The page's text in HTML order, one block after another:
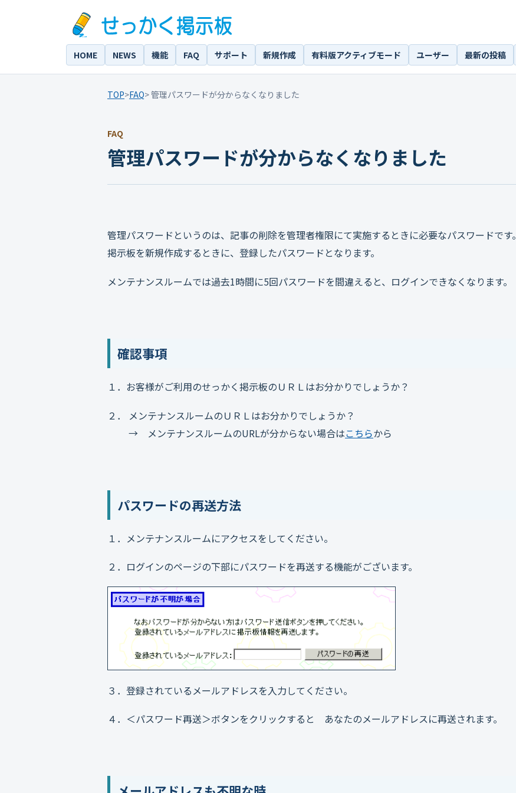
HOME NEWS 機能 FAQ サポート 新規作成 有料版アクティブモード ユーザー 最新の投稿
TOP>FAQ> 管理パスワードが分からなくなりました
FAQ
管理パスワードが分からなくなりました
管理パスワードというのは、記事の削除を管理者権限にて実施するときに必要なパスワードです。
掲示板を新規作成するときに、登録したパスワードとなります。
メンテナンスルームでは過去1時間に5回パスワードを間違えると、ログインできなくなります。
確認事項
１．お客様がご利用のせっかく掲示板のＵＲＬはお分かりでしょうか？
２． メンテナンスルームのＵＲＬはお分かりでしょうか？
→ メンテナンスルームのURLが分からない場合はこちらから
パスワードの再送方法
１．メンテナンスルームにアクセスをしてください。
２．ログインのページの下部にパスワードを再送する機能がございます。
３．登録されているメールアドレスを入力してください。
４．＜パスワード再送＞ボタンをクリックすると あなたのメールアドレスに再送されます。